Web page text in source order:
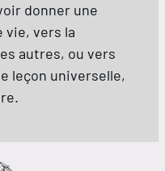
donner une
vie, vers la
autres, ou vers
leçon universelle,